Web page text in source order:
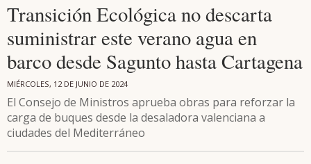
Transición Ecológica no descarta
suministrar este verano agua en
barco desde Sagunto hasta Cartagena
MIÉRCOLES, 12 DE JUNIO DE 2024
El Consejo de Ministros aprueba obras para reforzar la
carga de buques desde la desaladora valenciana a
ciudades del Mediterráneo